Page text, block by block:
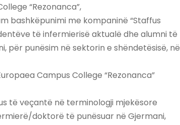
“Rezonanca”,
bashkëpunimi me kompaninë “Staffus
të infermierisë aktualë dhe alumni të
për punësim në sektorin e shëndetësisë, në
Campus College “Rezonanca”
të veçantë në terminologji mjekësore
doktorë të punësuar në Gjermani,